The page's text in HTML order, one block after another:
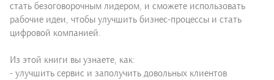
стать безоговорочным лидером, и сможете использовать
рабочие идеи, чтобы улучшить бизнес-процессы и стать
цифровой компанией.
Из этой книги вы узнаете, как:
- улучшить сервис и заполучить довольных клиентов